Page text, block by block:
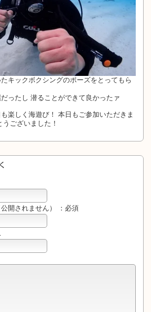
キックボクシングのポーズをとってもら
ったし 潜ることができて良かったァ
楽しく海遊び！ 本日もご参加いただきま
ございました！
開されません） ：必須